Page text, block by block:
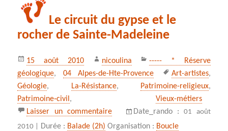
Le circuit du gypse et le
rocher de Sainte-Madeleine
Publié
le
15 août 2010 Auteur
nicoulina Catégories
----- * Réserve
géologique, 04 Alpes-de-Hte-Provence
Mots-
clés
Art-artistes,
Géologie, La-Résistance, Patrimoine-religieux,
Patrimoine‑civil ,Vieux-métiers
Laisser un commentaire sur Le circuit du gypse et le
Date_rando :01 août
2010 |
Durée : Balade (2h) Organisation : Boucle